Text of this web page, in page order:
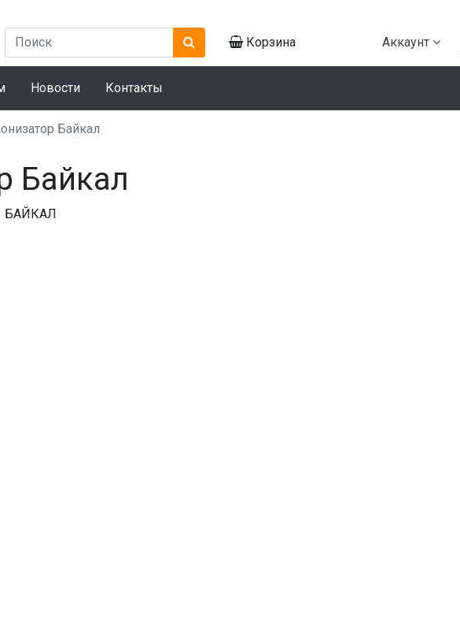
Корзина Аккаунт
Новости Контакты
Байкал
Байкал
БАЙКАЛ